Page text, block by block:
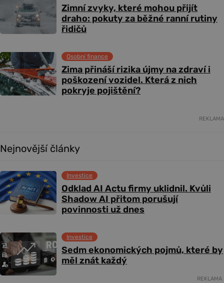
Zimní zvyky, které mohou přijít
draho: pokuty za běžné ranní rutiny
řidičů
Zima přináší rizika újmy na zdraví i
poškození vozidel. Která z nich
pokryje pojištění?
Osobní finance
REKLAMA
Nejnovější články
Odklad AI Actu firmy uklidnil. Kvůli
Shadow AI přitom porušují
povinnosti už dnes
Investice
Sedm ekonomických pojmů, které by
měl znát každý
Investice
REKLAMA